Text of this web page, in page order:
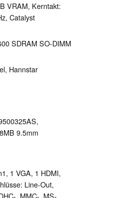
VRAM, Kerntakt:
Catalyst
SDRAM SO-DIMM
Hannstar
9.5mm
1 VGA, 1 HDMI,
Line-Out,
, MMC-, MS-,